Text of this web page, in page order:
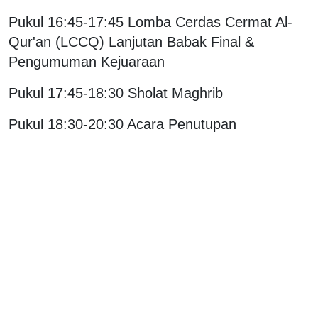
Pukul 16:45-17:45 Lomba Cerdas Cermat Al-
Qur'an (LCCQ) Lanjutan Babak Final &
Pengumuman Kejuaraan
Pukul 17:45-18:30 Sholat Maghrib
Pukul 18:30-20:30 Acara Penutupan